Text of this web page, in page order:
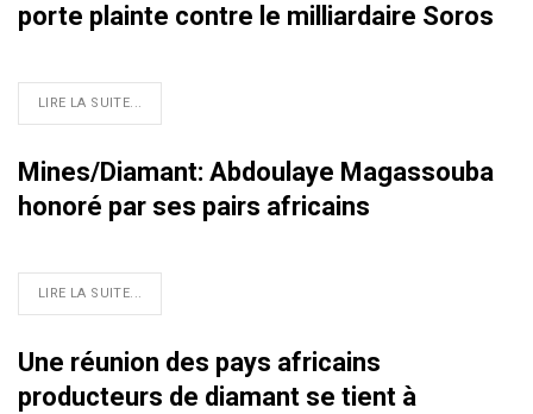
porte plainte contre le milliardaire Soros
LIRE LA SUITE...
Mines/Diamant: Abdoulaye Magassouba
honoré par ses pairs africains
LIRE LA SUITE...
Une réunion des pays africains
producteurs de diamant se tient à